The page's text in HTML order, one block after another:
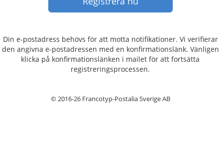
Din e-postadress behövs för att motta notifikationer. Vi verifierar
den angivna e-postadressen med en konfirmationslänk. Vänligen
klicka på konfirmationslänken i mailet för att fortsätta
registreringsprocessen.
© 2016-26 Francotyp-Postalia Sverige AB